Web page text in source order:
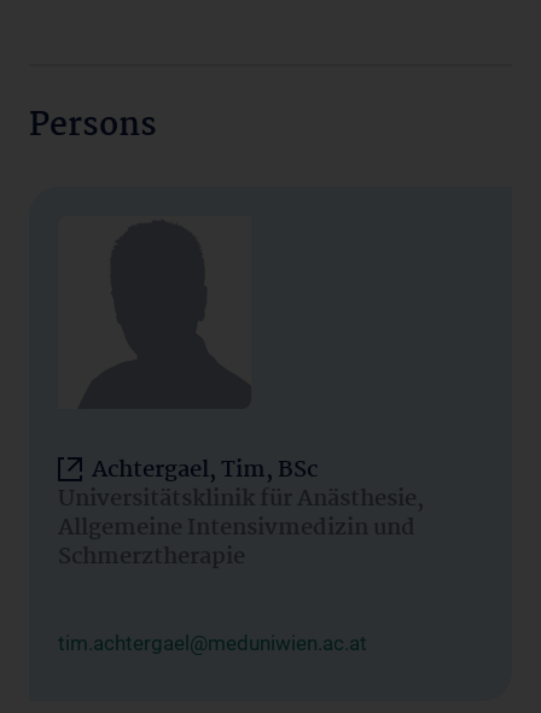
Persons
Achtergael, Tim, BSc
Universitätsklinik für Anästhesie,
Allgemeine Intensivmedizin und
Schmerztherapie
tim.achtergael@meduniwien.ac.at